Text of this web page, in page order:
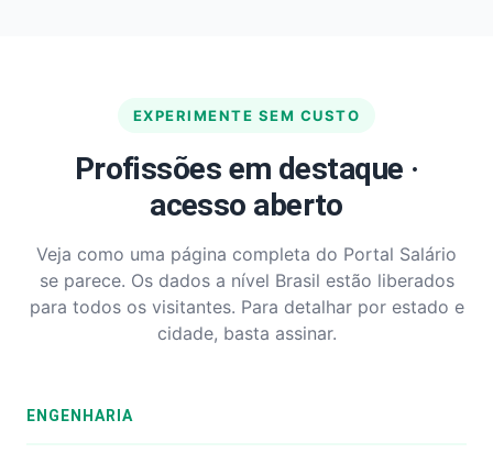
EXPERIMENTE SEM CUSTO
Profissões em destaque ·
acesso aberto
Veja como uma página completa do Portal Salário
se parece. Os dados a nível Brasil estão liberados
para todos os visitantes. Para detalhar por estado e
cidade, basta assinar.
ENGENHARIA